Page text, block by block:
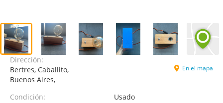
Dirección:
Bertres, Caballito,
Buenos Aires,
En el mapa
Condición:
Usado